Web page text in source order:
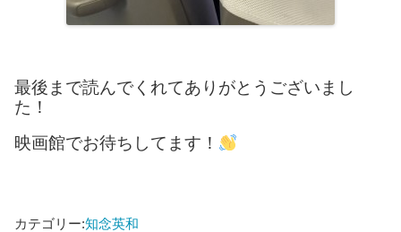
最後まで読んでくれてありがとうございまし
た！
映画館でお待ちしてます！
カテゴリー:知念英和